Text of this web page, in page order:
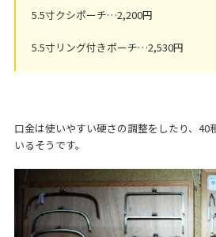
5.5寸クシポーチ…2,200円
5.5寸リング付きポーチ…2,530円
口金は使いやすい硬さの調整をしたり、40
いるそうです。